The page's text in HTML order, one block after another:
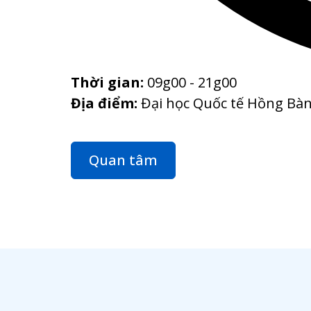
Thời gian: 09g00 - 21g00
Địa điểm: Đại học Quốc tế Hồng
Quan tâm